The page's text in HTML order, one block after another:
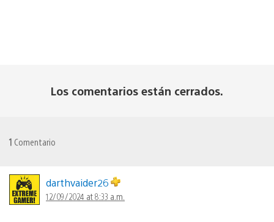
Los comentarios están cerrados.
1 Comentario
darthvaider26
12/09/2024 at 8:33 a.m.